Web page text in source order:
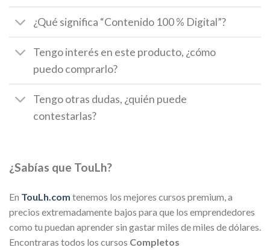
¿Qué significa “Contenido 100 % Digital”?
Tengo interés en este producto, ¿cómo
puedo comprarlo?
Tengo otras dudas, ¿quién puede
contestarlas?
¿Sabías que TouLh?
En TouLh.com tenemos los mejores cursos premium, a
precios extremadamente bajos para que los emprendedores
como tu puedan aprender sin gastar miles de miles de dólares.
Encontraras todos los cursos Completos